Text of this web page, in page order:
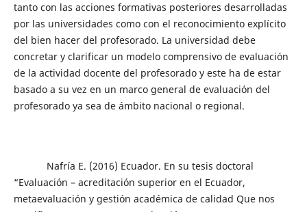
tanto con las acciones formativas posteriores desarrolladas
por las universidades como con el reconocimiento explícito
del bien hacer del profesorado. La universidad debe
concretar y clarificar un modelo comprensivo de evaluación
de la actividad docente del profesorado y este ha de estar
basado a su vez en un marco general de evaluación del
profesorado ya sea de ámbito nacional o regional.
Nafría E. (2016) Ecuador. En su tesis doctoral
“Evaluación – acreditación superior en el Ecuador,
metaevaluación y gestión académica de calidad Que nos